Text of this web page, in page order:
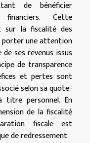
de bénéficier
Cette
la fiscalité des
une attention
ses revenus issus
de transparence
et pertes sont
selon sa quote-
personnel. En
de la fiscalité
fiscale est
de redressement.